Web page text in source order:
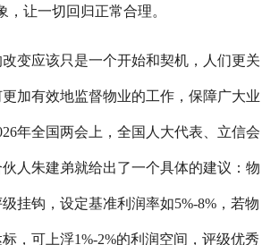
，让一切回归正常合理。
应该只是一个开始和契机，人们更关
加有效地监督物业的工作，保障广大业
年全国两会上，全国人大代表、立信会
人朱建弟就给出了一个具体的建议：物
挂钩，设定基准利润率如5%-8%，若物
，可上浮1%-2%的利润空间，评级优秀